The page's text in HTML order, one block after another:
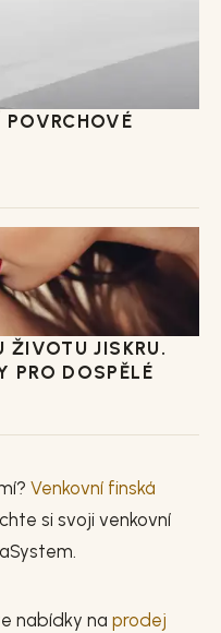
POVRCHOVÉ
ŽIVOTU JISKRU.
PRO DOSPĚLÉ
Venkovní finská
si svoji venkovní
nabídky na prodej